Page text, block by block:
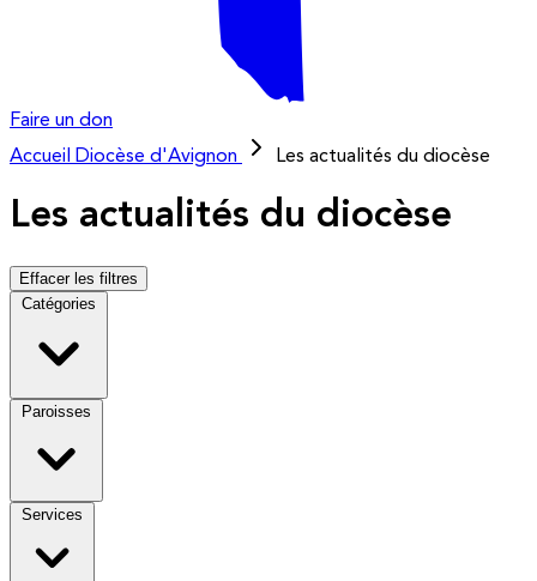
Faire un don
Accueil
Diocèse d'Avignon Les actualités du diocèse
Les actualités du diocèse
Effacer les filtres
Catégories
Paroisses
Services